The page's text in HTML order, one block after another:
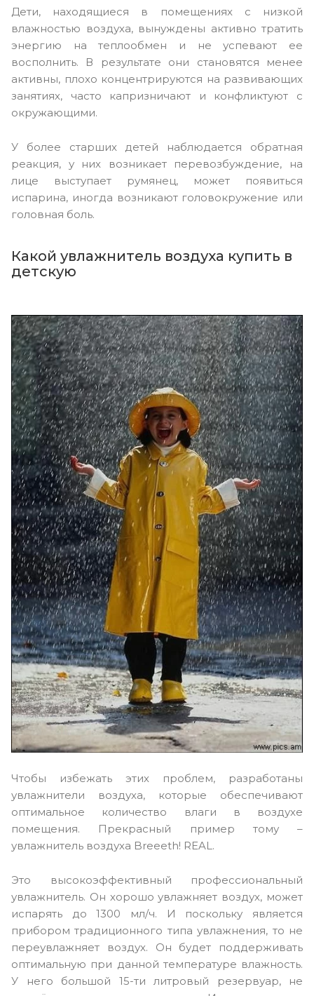
Дети, находящиеся в помещениях с низкой
влажностью воздуха, вынуждены активно тратить
энергию на теплообмен и не успевают ее
восполнить. В результате они становятся менее
активны, плохо концентрируются на развивающих
занятиях, часто капризничают и конфликтуют с
окружающими.
У более старших детей наблюдается обратная
реакция, у них возникает перевозбуждение, на
лице выступает румянец, может появиться
испарина, иногда возникают головокружение или
головная боль.
Какой увлажнитель воздуха купить в
детскую
Чтобы избежать этих проблем, разработаны
увлажнители воздуха, которые обеспечивают
оптимальное количество влаги в воздухе
помещения. Прекрасный пример тому –
увлажнитель воздуха Breeeth! REAL.
Это высокоэффективный профессиональный
увлажнитель. Он хорошо увлажняет воздух, может
испарять до 1300 мл/ч. И поскольку является
прибором традиционного типа увлажнения, то не
переувлажняет воздух. Он будет поддерживать
оптимальную при данной температуре влажность.
У него большой 15-ти литровый резервуар, не